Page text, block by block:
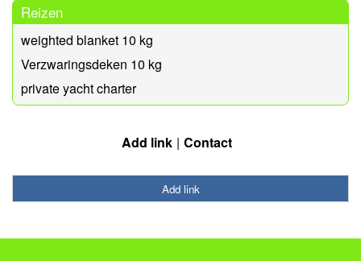
Reizen
weighted blanket 10 kg
Verzwaringsdeken 10 kg
private yacht charter
Add link Contact
Add link